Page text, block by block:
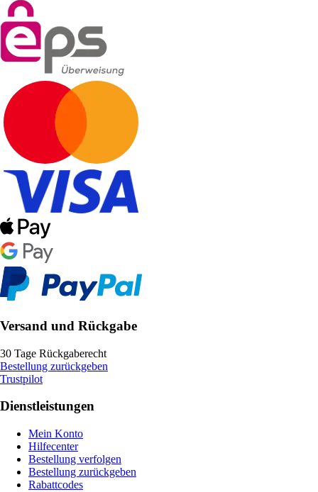
Versand und Rückgabe
30 Tage Rückgaberecht
Bestellung zurückgeben
Trustpilot
Dienstleistungen
Mein Konto
Hilfecenter
Bestellung verfolgen
Bestellung zurückgeben
Rabattcodes